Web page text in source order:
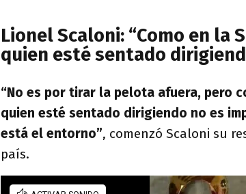
Lionel Scaloni: “Como en la
quien esté sentado
“No es por tirar la pelota afuera, pero
quien esté sentado dirigiendo no es
está el entorno”, comenzó Scaloni su
país.